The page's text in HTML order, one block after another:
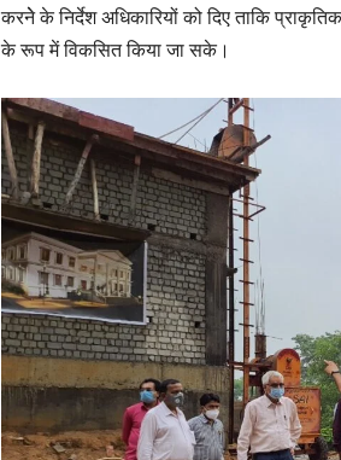
करनेे के निर्देश अधिकारियों को दिए ताकि
के रूप में विकसित किया जा सके।